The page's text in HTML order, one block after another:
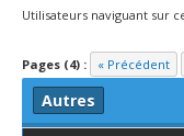
Utilisateurs naviguant sur
Pages (4) : « Précédent
Autres